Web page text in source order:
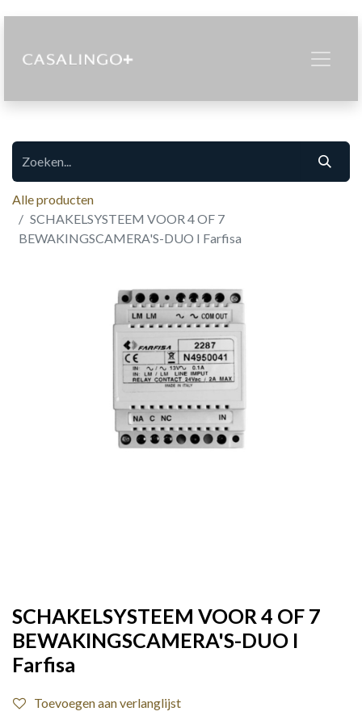
Alle producten
SCHAKELSYSTEEM VOOR 4 OF 7
BEWAKINGSCAMERA'S-DUO I Farfisa
SCHAKELSYSTEEM VOOR 4 OF 7
BEWAKINGSCAMERA'S-DUO I
Farfisa
Toevoegen aan verlanglijst